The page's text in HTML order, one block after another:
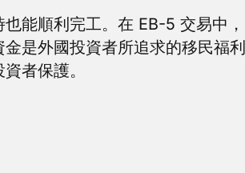
能順利完工。在 EB-5 交易中，
是外國投資者所追求的移民福利
者保護。